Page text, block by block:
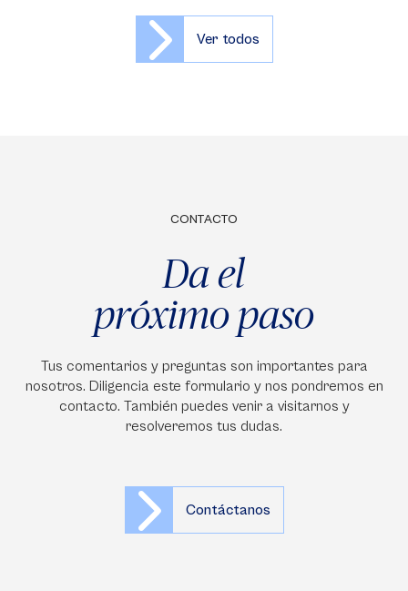
Ver todos
CONTACTO
Da el
próximo paso
Tus comentarios y preguntas son importantes para
nosotros. Diligencia este formulario y nos pondremos en
contacto. También puedes venir a visitarnos y
resolveremos tus dudas.
Contáctanos